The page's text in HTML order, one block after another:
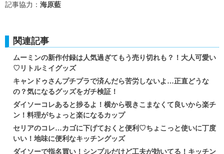
記事協力： 海原藍
関連記事
ムーミンの新作付録は人気過ぎてもう売り切れも？！大人可愛い
♡リトルミイグッズ
キャンドゥさんプチプラで済んだら苦労しないよ…正直どうな
の？気になるグッズをガチ検証！
ダイソーコレあると捗るよ！横から覗きこまなくて良いから楽チ
ン！料理がちょっと楽になるカップ
セリアのコレ…カゴに下げておくと便利♡ちょこっと使いに丁度
いい！地味に便利なキッチングッズ
ダイソーで指名買い！シンプルだけど工夫が効いてる！キッチン